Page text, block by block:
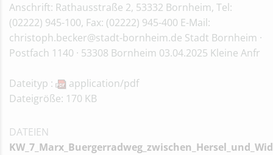
Anschrift: Rathausstraße 2, 53332 Bornheim, Tel:
(02222) 945-100, Fax: (02222) 945-400 E-Mail:
christoph.becker@stadt-bornheim.de Stadt Bornheim ·
Postfach 1140 · 53308 Bornheim 03.04.2025 Kleine Anfr
Dateityp :
application/pdf
Dateigröße: 170 KB
DATEIEN